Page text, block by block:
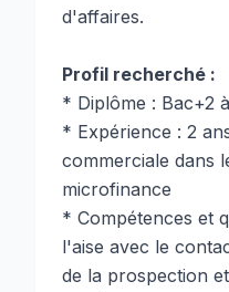
d'affaires.
Profil recherché :
* Diplôme : Bac+2
* Expérience : 2
commerciale dans
microfinance
* Compétences et
l'aise avec le
de la prospection